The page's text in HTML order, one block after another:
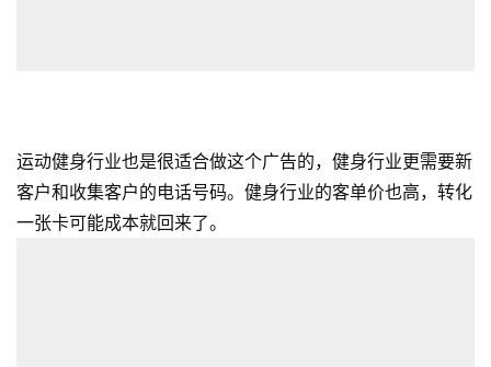
运动健身行业也是很适合做这个广告的，健身行业更需要新
客户和收集客户的电话号码。健身行业的客单价也高，转化
一张卡可能成本就回来了。